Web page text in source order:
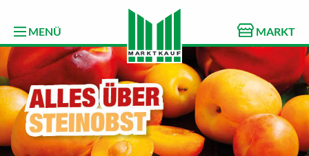
MENÜ MARKT